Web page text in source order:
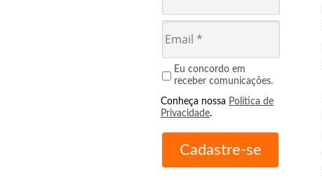
Eu concordo em
receber comunicações.
Conheça nossa Política de
Privacidade.